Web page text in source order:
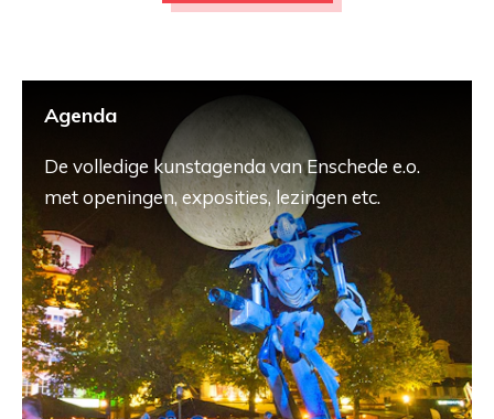
Agenda
De volledige kunstagenda van Enschede e.o.
met openingen, exposities, lezingen etc.